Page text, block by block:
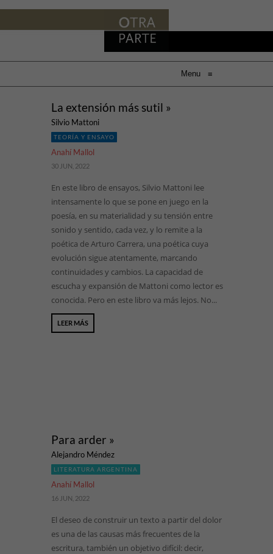
Menu ≡
La extensión más sutil »
Silvio Mattoni
TEORÍA Y ENSAYO
Anahí Mallol
30 JUN, 2022
En este libro de ensayos, Silvio Mattoni lee
intensamente lo que se pone en juego en la
poesía, en su materialidad y su tensión entre
sonido y sentido, cada vez, y lo remite a la
poética de Arturo Carrera, una poética cuya
evolución sigue atentamente, marcando
continuidades y cambios. La capacidad de
escucha y expansión de Mattoni como lector es
conocida. Pero en este libro va más lejos. No...
LEER MÁS
Para arder »
Alejandro Méndez
LITERATURA ARGENTINA
Anahí Mallol
16 JUN, 2022
El deseo de construir un texto a partir del dolor
es una de las causas más frecuentes de la
escritura, también un objetivo difícil: decir,